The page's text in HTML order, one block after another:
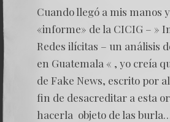
Cuando llegó a mis manos
«informe» de la CICIG – »
Redes ilícitas – un análisis
en Guatemala « , yo creía
de Fake News, escrito por
fin de desacreditar a esta
hacerla objeto de las